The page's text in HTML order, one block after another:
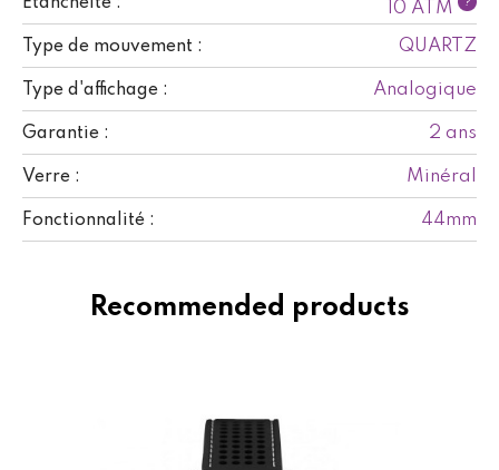
10 ATM ?
Type de mouvement : QUARTZ
Type d'affichage : Analogique
Garantie : 2 ans
Verre : Minéral
Fonctionnalité : 44mm
Recommended products